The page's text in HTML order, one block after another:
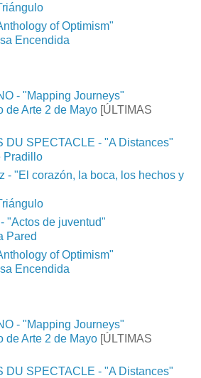
of Optimism"
Encendida
- "Mapping Journeys"
de Arte 2 de Mayo [ÚLTIMAS
DU SPECTACLE - "A Distances"
Pradillo
- "El corazón, la boca, los hechos y
"Actos de juventud"
Pared
of Optimism"
Encendida
- "Mapping Journeys"
de Arte 2 de Mayo [ÚLTIMAS
DU SPECTACLE - "A Distances"